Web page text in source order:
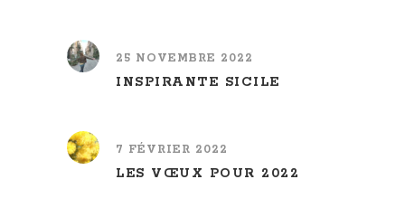
25 NOVEMBRE 2022
INSPIRANTE SICILE
7 FÉVRIER 2022
LES VŒUX POUR 2022